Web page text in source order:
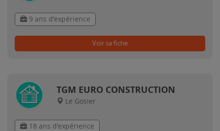
9 ans d'expérience
Voir sa fiche
TGM EURO CONSTRUCTION
Le Gosier
18 ans d'expérience